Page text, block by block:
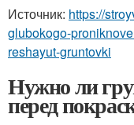
Источник: https://
glubokogo-
reshayut-gruntovki
Нужно ли
перед